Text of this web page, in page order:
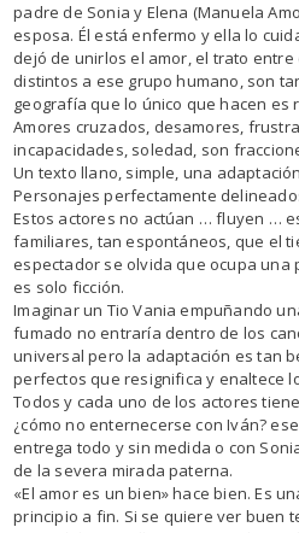
padre de Sonia y Elena (Manuela
esposa. Él está enfermo y ella lo
dejó de unirlos el amor, el trato
distintos a ese grupo humano, son
geografía que lo único que hacen es
Amores cruzados, desamores,
incapacidades, soledad, son
Un texto llano, simple, una
Personajes perfectamente
Estos actores no actúan … fluyen …
familiares, tan espontáneos, que el
espectador se olvida que ocupa una
es solo ficción.
Imaginar un Tio Vania empuñando
fumado no entraría dentro de los
universal pero la adaptación es tan
perfectos que resignifica y enaltece
Todos y cada uno de los actores
¿cómo no enternecerse con Iván?
entrega todo y sin medida o con
de la severa mirada paterna.
«El amor es un bien» hace bien. Es
principio a fin. Si se quiere ver buen